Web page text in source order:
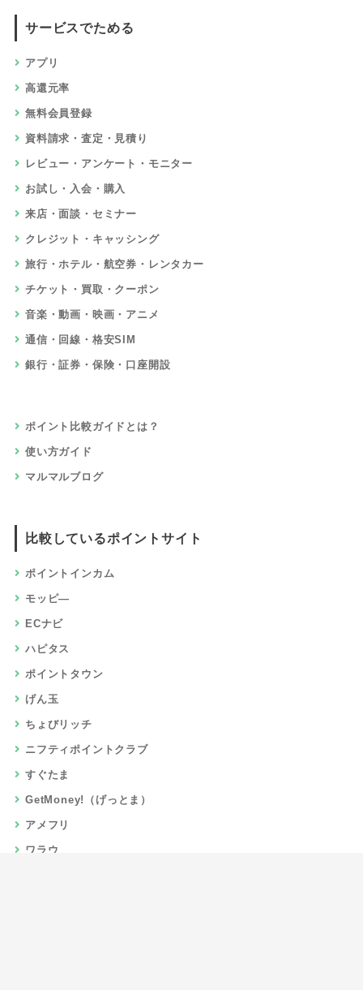
サービスでためる
アプリ
高還元率
無料会員登録
資料請求・査定・見積り
レビュー・アンケート・モニター
お試し・入会・購入
来店・面談・セミナー
クレジット・キャッシング
旅行・ホテル・航空券・レンタカー
チケット・買取・クーポン
音楽・動画・映画・アニメ
通信・回線・格安SIM
銀行・証券・保険・口座開設
ポイント比較ガイドとは？
使い方ガイド
マルマルブログ
比較しているポイントサイト
ポイントインカム
モッピ―
ECナビ
ハピタス
ポイントタウン
げん玉
ちょびリッチ
ニフティポイントクラブ
すぐたま
GetMoney!（げっとま）
アメフリ
ワラウ